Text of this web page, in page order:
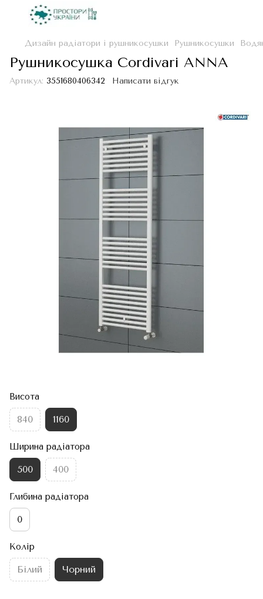
Дизайн радіатори і рушникосушки Рушникосушки
Рушникосушка Cordivari ANNA
Артикул: 3551680406342 Написати відгук
Висота
840 1160
Ширина радіатора
500 400
Глибина радіатора
0
Колір
Білий Чорний